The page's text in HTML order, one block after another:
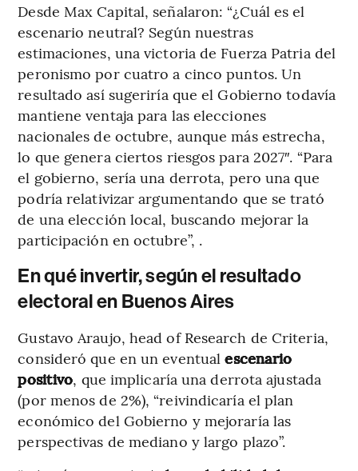
Desde Max Capital, señalaron: “¿Cuál es el
escenario neutral? Según nuestras
estimaciones, una victoria de Fuerza Patria del
peronismo por cuatro a cinco puntos. Un
resultado así sugeriría que el Gobierno todavía
mantiene ventaja para las elecciones
nacionales de octubre, aunque más estrecha,
lo que genera ciertos riesgos para 2027″. “Para
el gobierno, sería una derrota, pero una que
podría relativizar argumentando que se trató
de una elección local, buscando mejorar la
participación en octubre”, .
En qué invertir, según el resultado
electoral en Buenos Aires
Gustavo Araujo, head of Research de Criteria,
consideró que en un eventualescenario
positivo, que implicaría una derrota ajustada
(por menos de 2%), “reivindicaría el plan
económico del Gobierno y mejoraría las
perspectivas de mediano y largo plazo”.